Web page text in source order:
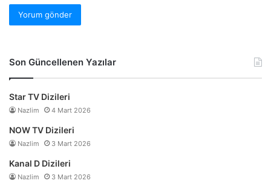
Son Güncellenen Yazılar
Star TV Dizileri
Nazlim 4 Mart 2026
NOW TV Dizileri
Nazlim 3 Mart 2026
Kanal D Dizileri
Nazlim 3 Mart 2026